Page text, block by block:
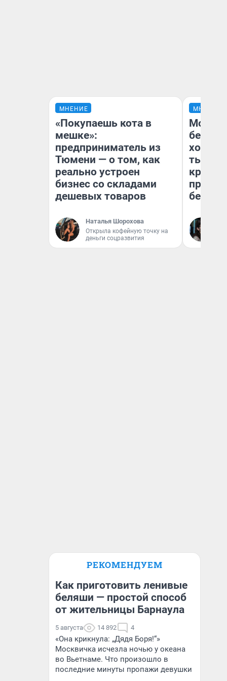
МНЕНИЕ
«Покупаешь кота в
мешке»:
предприниматель из
Тюмени — о том, как
реально устроен
бизнес со складами
дешевых товаров
Наталья Шорохова
Открыла кофейную точку на
деньги соцразвития
МНЕНИЕ
Мой
хотела
тысяч,
РЕКОМЕНДУЕМ
Как приготовить ленивые
беляши — простой способ
от жительницы Барнаула
5 августа 14 892 4
«Она крикнула: „Дядя Боря!“»
Москвичка исчезла ночью у океана
во Вьетнаме. Что произошло в
последние минуты пропажи девушки